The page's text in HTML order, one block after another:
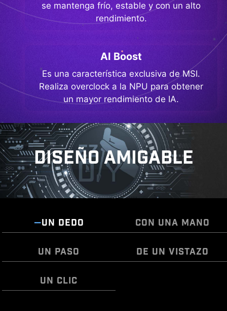
se mantenga frío, estable y con un alto
rendimiento.
AI Boost
Es una característica exclusiva de MSI.
Realiza overclock a la NPU para obtener
un mayor rendimiento de IA.
DISEÑO AMIGABLE
UN DEDO CON UNA MANO
UN PASO DE UN VISTAZO
UN CLIC